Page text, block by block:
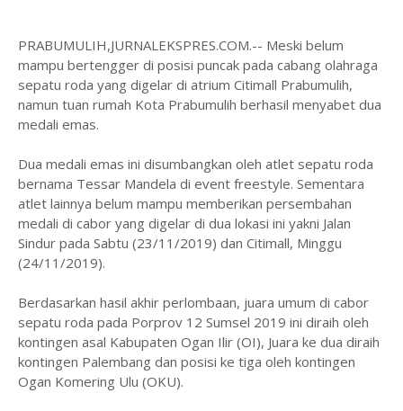
PRABUMULIH,JURNALEKSPRES.COM.-- Meski belum
mampu bertengger di posisi puncak pada cabang olahraga
sepatu roda yang digelar di atrium Citimall Prabumulih,
namun tuan rumah Kota Prabumulih berhasil menyabet dua
medali emas.
Dua medali emas ini disumbangkan oleh atlet sepatu roda
bernama Tessar Mandela di event freestyle. Sementara
atlet lainnya belum mampu memberikan persembahan
medali di cabor yang digelar di dua lokasi ini yakni Jalan
Sindur pada Sabtu (23/11/2019) dan Citimall, Minggu
(24/11/2019).
Berdasarkan hasil akhir perlombaan, juara umum di cabor
sepatu roda pada Porprov 12 Sumsel 2019 ini diraih oleh
kontingen asal Kabupaten Ogan Ilir (OI), Juara ke dua diraih
kontingen Palembang dan posisi ke tiga oleh kontingen
Ogan Komering Ulu (OKU).